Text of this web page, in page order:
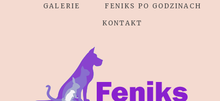
GALERIE FENIKS PO GODZINACH
KONTAKT